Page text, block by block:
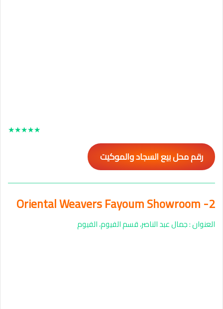
★
★
★
★
★
رقم محل بيع السجاد والموكيت
2- Oriental Weavers Fayoum Showroom
العنوان : جمال عبد الناصر، قسم الفيوم، الفيوم